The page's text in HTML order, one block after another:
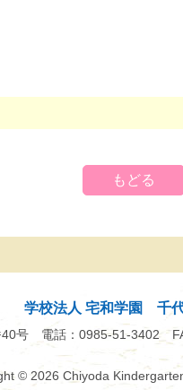
もどる
学校法人 宅和学園 千
号電話：0985-51-3402
© 2026 Chiyoda